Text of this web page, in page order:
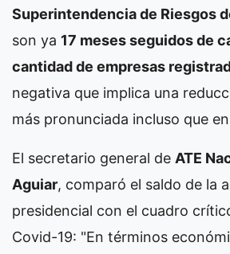
Superintendencia de Riesgos
son ya 17 meses seguidos de
cantidad de empresas
negativa que implica una
más pronunciada incluso que
El secretario general de ATE
Aguiar, comparó el saldo de la
presidencial con el cuadro
Covid-19: "En términos